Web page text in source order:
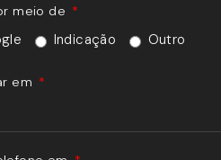
meio de
Indicação Outro
em